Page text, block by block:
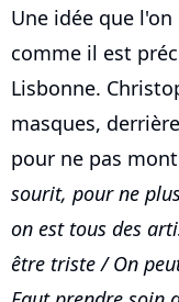
Une idée que
comme il est
Lisbonne.
masques,
pour ne pas
sourit, pour ne
on est tous des
être triste / On